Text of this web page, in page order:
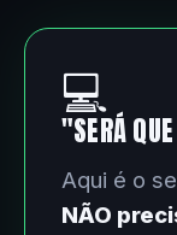
💻
"SERÁ
Aqui é o
NÃO